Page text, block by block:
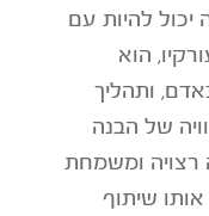
להיות עם
הוא
ותהליך
של הבנה
רצויה ומשמחת
שיתוף